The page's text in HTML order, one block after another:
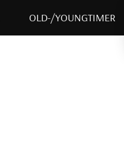
OLD-/YOUNGTIMER